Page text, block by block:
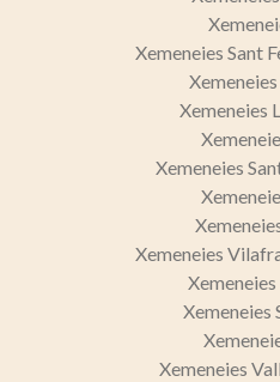
Xemeneies Sant
Xemeneies
Xemeneies
Xemeneies
Xemeneies
Xemeneies
Marketing i publicitat
Aquestes cookies són
de l'usuari a través de
hàbits de navegació. Gràcies
relacionada amb el perfil de